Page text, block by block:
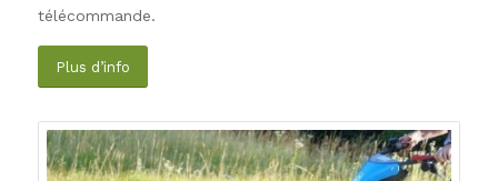
télécommande.
Plus d’info